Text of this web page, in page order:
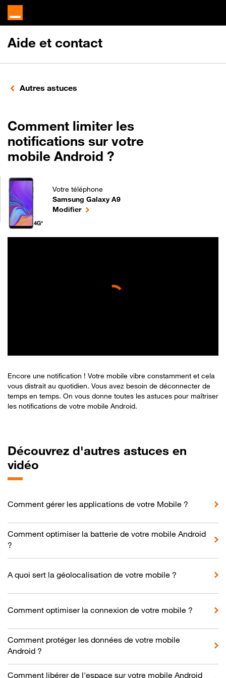
Aide et contact
Autres astuces
Comment limiter les
notifications sur votre
mobile Android ?
Votre téléphone
Samsung Galaxy A9
Comment limiter les notifications sur votre
Modifierle téléphone sélectionné
Encore une notification ! Votre mobile vibre constamment et cela
vous distrait au quotidien. Vous avez besoin de déconnecter de
temps en temps. On vous donne toutes les astuces pour maîtriser
les notifications de votre mobile Android.
Découvrez d'autres astuces en
vidéo
Comment gérer les applications de votre Mobile ?
Comment optimiser la batterie de votre mobile Android
?
A quoi sert la géolocalisation de votre mobile ?
Comment optimiser la connexion de votre mobile ?
Comment protéger les données de votre mobile
Android ?
Comment libérer de l'espace sur votre mobile Android